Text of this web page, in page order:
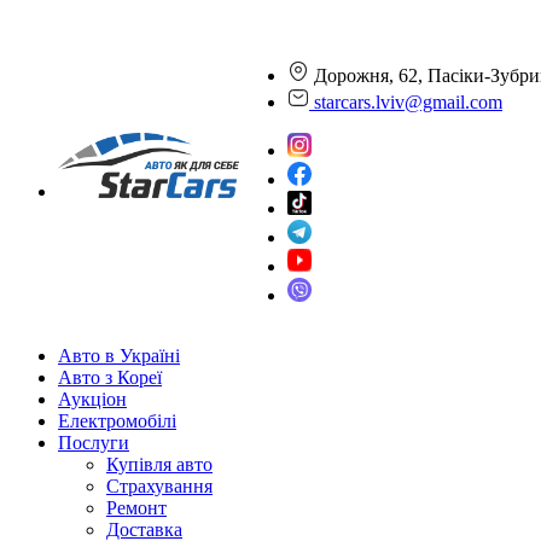
Дорожня, 62, Пасіки-
starcars.lviv@gmail.com
Авто в Україні
Авто з Кореї
Аукціон
Електромобілі
Послуги
Купівля авто
Страхування
Ремонт
Доставка